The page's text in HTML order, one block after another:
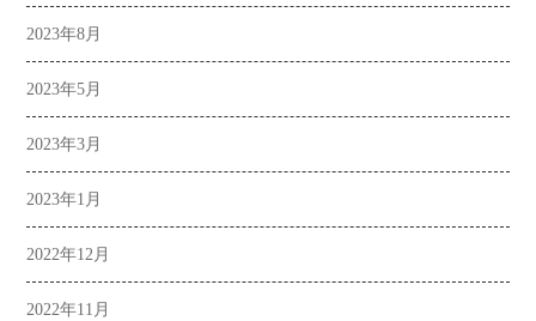
2023年8月
2023年5月
2023年3月
2023年1月
2022年12月
2022年11月